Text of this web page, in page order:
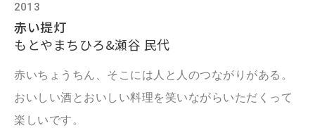
2013
赤い提灯
もとやまちひろ&瀬谷 民代
赤いちょうちん、そこには人と人のつながりがある。
おいしい酒とおいしい料理を笑いながらいただくって
楽しいです。